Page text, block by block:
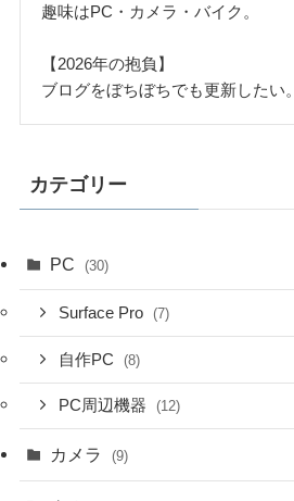
趣味はPC・カメラ・バイク。
【2026年の抱負】
ブログをぼちぼちでも更新したい。
カテゴリー
PC (30)
Surface Pro (7)
自作PC (8)
PC周辺機器 (12)
カメラ (9)